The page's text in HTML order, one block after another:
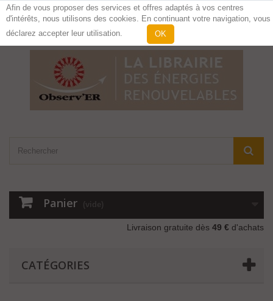
Contactez-nous
Panier (vide)
Livraison gratuite dès 49 € d'achats
CATÉGORIES
Afin de vous proposer des services et offres adaptés à vos centres
d'intérêts, nous utilisons des cookies. En continuant votre navigation, vous
déclarez accepter leur utilisation.
OK